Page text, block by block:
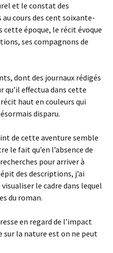
et le constat des
cours des cent soixante-
cette époque, le récit évoque
ses compagnons de
dont des journaux rédigés
qu’il effectua dans cette
haut en couleurs qui
disparu.
de cette aventure semble
le fait qu’en l’absence de
pour arriver à
des descriptions, j’ai
le cadre dans lequel
du roman.
en regard de l’impact
sur la nature est on ne peut